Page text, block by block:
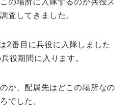
査してきました。
2番目に兵役に入隊しました
役期間に入ります。
か、配属先はどこの場所なの
でした。